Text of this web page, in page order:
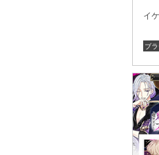
イ
ブ